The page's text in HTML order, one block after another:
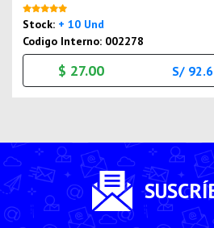
Stock: + 10 Und
Codigo Interno: 002278
$ 27.00 S/